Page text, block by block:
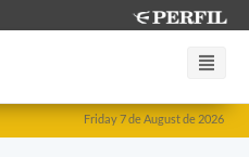
Friday 7 de August de 2026